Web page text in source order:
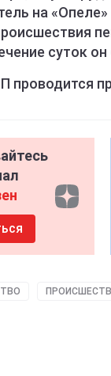
на
суток
проводится